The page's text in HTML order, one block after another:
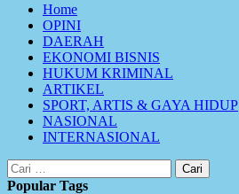
Primary
Menu
Home
OPINI
DAERAH
EKONOMI BISNIS
HUKUM KRIMINAL
ARTIKEL
SPORT, ARTIS & GAYA HIDUP
NASIONAL
INTERNASIONAL
Cari
untuk:
Popular Tags